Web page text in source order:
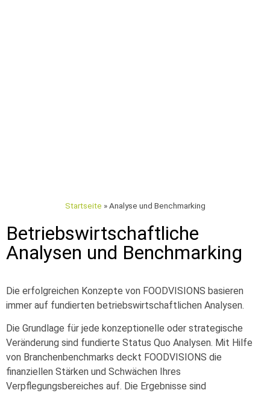
Startseite »Analyse und Benchmarking
Betriebswirtschaftliche
Analysen und Benchmarking
Die erfolgreichen Konzepte von FOODVISIONS basieren
immer auf fundierten betriebswirtschaftlichen Analysen.
Die Grundlage für jede konzeptionelle oder strategische
Veränderung sind fundierte Status Quo Analysen. Mit Hilfe
von Branchenbenchmarks deckt FOODVISIONS die
finanziellen Stärken und Schwächen Ihres
Verpflegungsbereiches auf. Die Ergebnisse sind